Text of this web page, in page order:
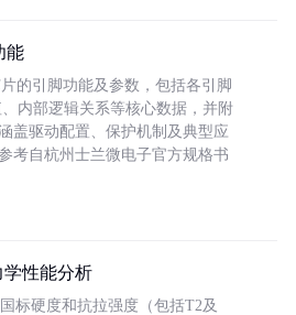
能
的引脚功能及参数，包括各引脚
内部逻辑关系等核心数据，并附
盖驱动配置、保护机制及典型应
考自杭州士兰微电子官方规格书
性能分析
标硬度和抗拉强度（包括T2及